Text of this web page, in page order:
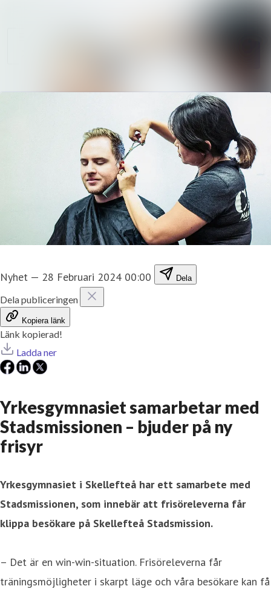
Nyhet — 28 Februari 2024 00:00 Dela
Dela publiceringen
Kopiera länk
Länk kopierad!
Ladda ner
Yrkesgymnasiet samarbetar med
Stadsmissionen – bjuder på ny
frisyr
Yrkesgymnasiet i Skellefteå har ett samarbete med
Stadsmissionen, som innebär att frisöreleverna får
klippa besökare på Skellefteå Stadsmission.
– Det är en win-win-situation. Frisöreleverna får
träningsmöjligheter i skarpt läge och våra besökare kan få